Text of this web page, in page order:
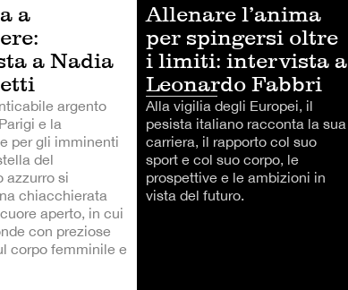
a
a Nadia
argento
e la
per gli imminenti
del
azzurro si
chiacchierata
aperto, in cui
con preziose
corpo femminile e
Allenare l’anima
per spingersi oltre
i limiti: intervista a
Leonardo Fabbri
Alla vigilia degli Europei, il
pesista italiano racconta la sua
carriera, il rapporto col suo
sport e col suo corpo, le
prospettive e le ambizioni in
vista del futuro.